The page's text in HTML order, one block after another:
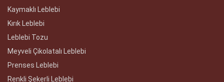
Kaymaklı Leblebi
Kırık Leblebi
Leblebi Tozu
Meyveli Çikolatalı Leblebi
Prenses Leblebi
Renkli Şekerli Leblebi